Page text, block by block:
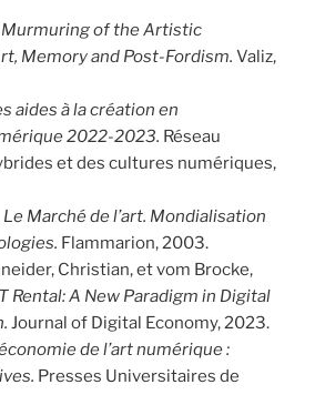
Murmuring of the Artistic
Memory and Post-Fordism. Valiz,
aides à la création en
2022-2023. Réseau
et des cultures numériques,
Le Marché de l’art. Mondialisation
Flammarion, 2003.
Christian, et vom Brocke,
Rental: A New Paradigm in Digital
Journal of Digital Economy, 2023.
de l’art numérique :
Presses Universitaires de